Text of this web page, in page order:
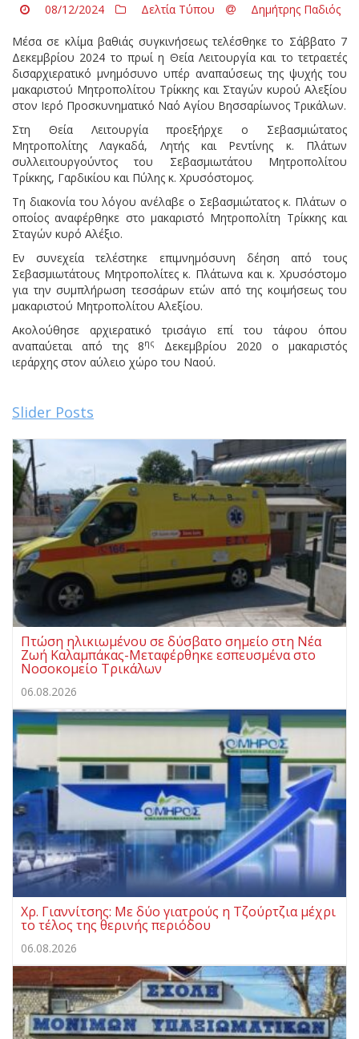
08/12/2024 Δελτία Τύπου Δημήτρης Παδιός
Μέσα σε κλίμα βαθιάς συγκινήσεως τελέσθηκε το Σάββατο 7
Δεκεμβρίου 2024 το πρωί η Θεία Λειτουργία και το τετραετές
δισαρχιερατικό μνημόσυνο υπέρ αναπαύσεως της ψυχής του
μακαριστού Μητροπολίτου Τρίκκης και Σταγών κυρού Αλεξίου
στον Ιερό Προσκυνηματικό Ναό Αγίου Βησσαρίωνος Τρικάλων.
Στη Θεία Λειτουργία προεξήρχε ο Σεβασμιώτατος
Μητροπολίτης Λαγκαδά, Λητής και Ρεντίνης κ. Πλάτων
συλλειτουργούντος του Σεβασμιωτάτου Μητροπολίτου
Τρίκκης, Γαρδικίου και Πύλης κ. Χρυσόστομος.
Τη διακονία του λόγου ανέλαβε ο Σεβασμιώτατος κ. Πλάτων ο
οποίος αναφέρθηκε στο μακαριστό Μητροπολίτη Τρίκκης και
Σταγών κυρό Αλέξιο.
Εν συνεχεία τελέστηκε επιμνημόσυνη δέηση από τους
Σεβασμιωτάτους Μητροπολίτες κ. Πλάτωνα και κ. Χρυσόστομο
για την συμπλήρωση τεσσάρων ετών από της κοιμήσεως του
μακαριστού Μητροπολίτου Αλεξίου.
Ακολούθησε αρχιερατικό τρισάγιο επί του τάφου όπου
αναπαύεται από της 8ης
Δεκεμβρίου 2020 ο μακαριστός
ιεράρχης στον αύλειο χώρο του Ναού.
Slider Posts
Πτώση ηλικιωμένου σε δύσβατο σημείο στη Νέα
Ζωή Καλαμπάκας-Μεταφέρθηκε εσπευσμένα στο
Νοσοκομείο Τρικάλων
06.08.2026
Χρ. Γιαννίτσης: Με δύο γιατρούς η Τζούρτζια μέχρι
το τέλος της θερινής περιόδου
06.08.2026